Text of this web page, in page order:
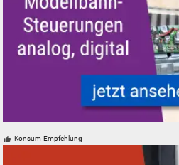
Konsum-Empfehlung